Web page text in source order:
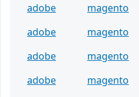
adobe
magento
adobe
magento
adobe
magento
adobe
magento